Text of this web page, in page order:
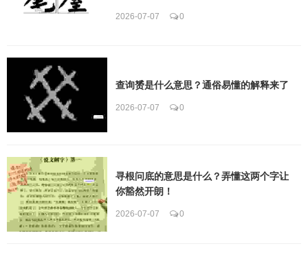
2026-07-07 0
查询赟是什么意思？通俗易懂的解释来了
2026-07-07 0
寻根问底的意思是什么？弄懂这两个字让
你豁然开朗！
2026-07-07 0